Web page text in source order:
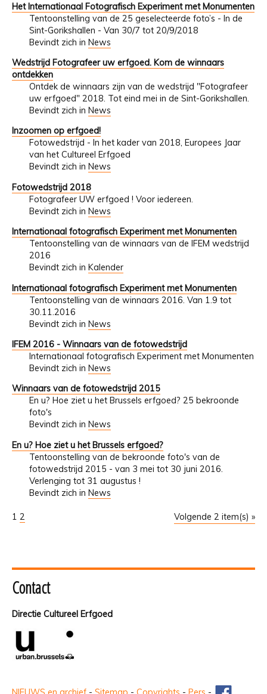
Het Internationaal Fotografisch Experiment met Monumenten
Tentoonstelling van de 25 geselecteerde foto’s - In de
Sint-Gorikshallen - Van 30/7 tot 20/9/2018
Bevindt zich in News
Wedstrijd Fotografeer uw erfgoed. Kom de winnaars
ontdekken
Ontdek de winnaars zijn van de wedstrijd "Fotografeer
uw erfgoed" 2018. Tot eind mei in de Sint-Gorikshallen.
Bevindt zich in News
Inzoomen op erfgoed!
Fotowedstrijd - In het kader van 2018, Europees Jaar
van het Cultureel Erfgoed
Bevindt zich in News
Fotowedstrijd 2018
Fotografeer UW erfgoed ! Voor iedereen.
Bevindt zich in News
Internationaal fotografisch Experiment met Monumenten
Tentoonstelling van de winnaars van de IFEM wedstrijd
2016
Bevindt zich in Kalender
Internationaal fotografisch Experiment met Monumenten
Tentoonstelling van de winnaars 2016. Van 1.9 tot
30.11.2016
Bevindt zich in News
IFEM 2016 - Winnaars van de fotowedstrijd
Internationaal fotografisch Experiment met Monumenten
Bevindt zich in News
Winnaars van de fotowedstrijd 2015
En u? Hoe ziet u het Brussels erfgoed? 25 bekroonde
foto's
Bevindt zich in News
En u? Hoe ziet u het Brussels erfgoed?
Tentoonstelling van de bekroonde foto's van de
fotowedstrijd 2015 - van 3 mei tot 30 juni 2016.
Verlenging tot 31 augustus !
Bevindt zich in News
Volgende 2 item(s) »
1 2
Contact
Directie Cultureel Erfgoed